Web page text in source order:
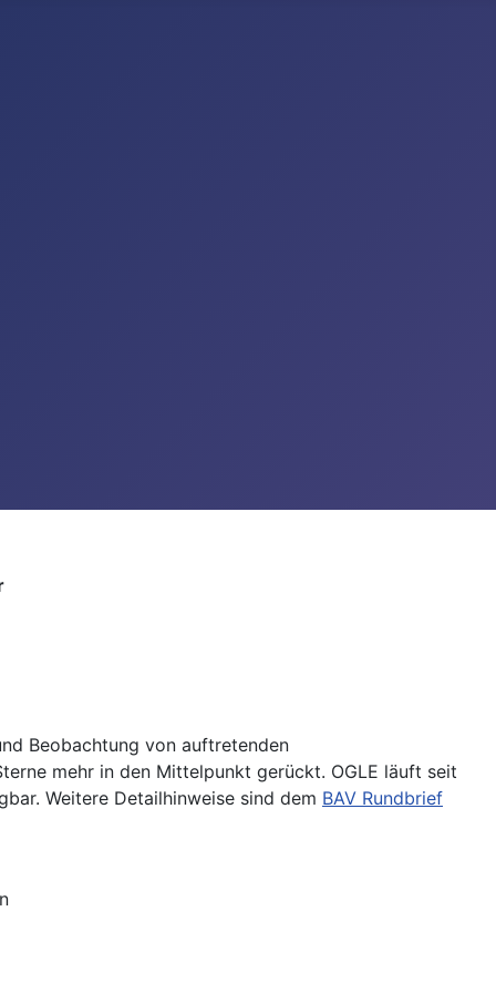
Beobachtung von auftretenden
mehr in den Mittelpunkt gerückt. OGLE läuft seit
Weitere Detailhinweise sind dem BAV Rundbrief